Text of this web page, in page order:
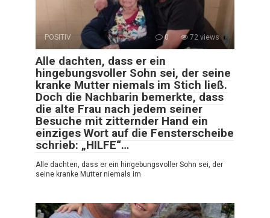
POSITIV 0 72 views
Alle dachten, dass er ein
hingebungsvoller Sohn sei, der seine
kranke Mutter niemals im Stich ließ.
Doch die Nachbarin bemerkte, dass
die alte Frau nach jedem seiner
Besuche mit zitternder Hand ein
einziges Wort auf die Fensterscheibe
schrieb: „HILFE“…
Alle dachten, dass er ein hingebungsvoller Sohn sei, der
seine kranke Mutter niemals im